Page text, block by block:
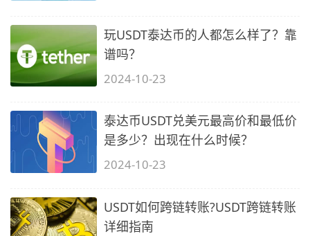
玩USDT泰达币的人都怎么样了？靠
谱吗？
2024-10-23
泰达币USDT兑美元最高价和最低价
是多少？出现在什么时候？
2024-10-23
USDT如何跨链转账?USDT跨链转账
详细指南